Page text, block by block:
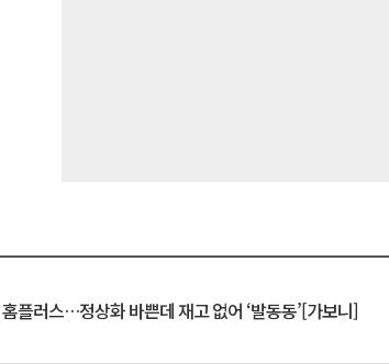
플러스…정상화 바쁜데 재고 없어 ‘발동동’[가보니]